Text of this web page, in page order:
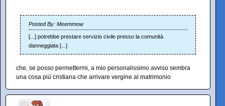
Posted By: Meemmow
[...] potrebbe prestare servizio civile presso la comunità
danneggiata [...]
che, se posso permettermi, a mio personalissimo avviso sembra
una cosa più cristiana che arrivare vergine al matrimonio